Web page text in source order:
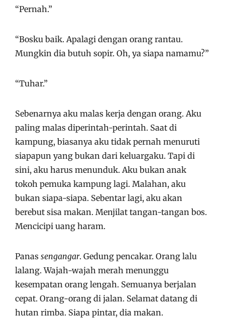
“Pernah.”
“Bosku baik. Apalagi dengan orang rantau.
Mungkin dia butuh sopir. Oh, ya siapa namamu?”
“Tuhar.”
Sebenarnya aku malas kerja dengan orang. Aku
paling malas diperintah-perintah. Saat di
kampung, biasanya aku tidak pernah menuruti
siapapun yang bukan dari keluargaku. Tapi di
sini, aku harus menunduk. Aku bukan anak
tokoh pemuka kampung lagi. Malahan, aku
bukan siapa-siapa. Sebentar lagi, aku akan
berebut sisa makan. Menjilat tangan-tangan bos.
Mencicipi uang haram.
Panas sengangar. Gedung pencakar. Orang lalu
lalang. Wajah-wajah merah menunggu
kesempatan orang lengah. Semuanya berjalan
cepat. Orang-orang di jalan. Selamat datang di
hutan rimba. Siapa pintar, dia makan.